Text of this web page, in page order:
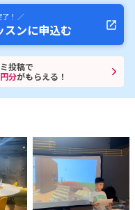
！ ／
スンに申込む
投稿で
分がもらえる！